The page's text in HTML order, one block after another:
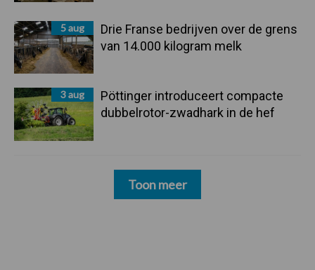
5 aug
Drie Franse bedrijven over de grens
van 14.000 kilogram melk
3 aug
Pöttinger introduceert compacte
dubbelrotor-zwadhark in de hef
Toon meer